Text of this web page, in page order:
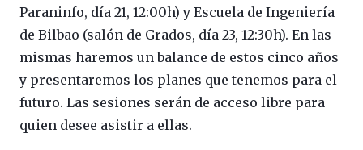
Paraninfo, día 21, 12:00h) y Escuela de Ingeniería
de Bilbao (salón de Grados, día 23, 12:30h). En las
mismas haremos un balance de estos cinco años
y presentaremos los planes que tenemos para el
futuro. Las sesiones serán de acceso libre para
quien desee asistir a ellas.